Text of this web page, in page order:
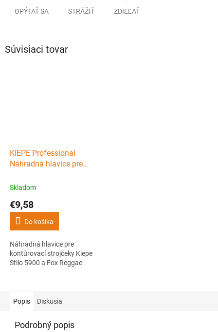
OPÝTAŤ SA STRÁŽIŤ ZDIEĽAŤ
Súvisiaci tovar
KIEPE Professional
Náhradná hlavice pre
Stilo 5900 a Fox Reggae
Skladom
€9,58
Do košíka
Náhradná hlavice pre
kontúrovací strojčeky Kiepe
Stilo 5900 a Fox Reggae
Popis Diskusia
Podrobný popis